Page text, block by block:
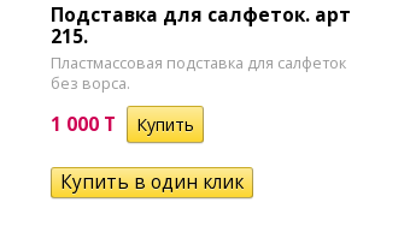
Подставка для салфеток. арт
215.
Пластмассовая подставка для салфеток
без ворса.
1 000 T